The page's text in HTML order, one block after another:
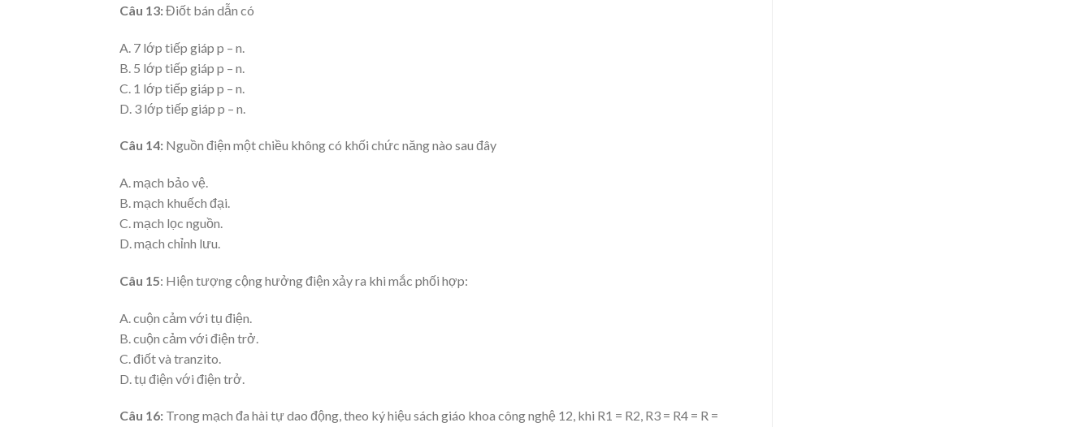
Câu 13:Điốt bán dẫn có
A. 7 lớp tiếp giáp p – n.
B. 5 lớp tiếp giáp p – n.
C. 1 lớp tiếp giáp p – n.
D. 3 lớp tiếp giáp p – n.
Câu 14: Nguồn điện một chiều không có khối chức năng nào sau đây
A. mạch bảo vệ.
B. mạch khuếch đại.
C. mạch lọc nguồn.
D. mạch chỉnh lưu.
Câu 15: Hiện tượng cộng hưởng điện xảy ra khi mắc phối hợp:
A. cuộn cảm với tụ điện.
B. cuộn cảm với điện trở.
C. điốt và tranzito.
D. tụ điện với điện trở.
Câu 16: Trong mạch đa hài tự dao động, theo ký hiệu sách giáo khoa công nghệ 12, khi R1 = R2, R3 = R4 = R =